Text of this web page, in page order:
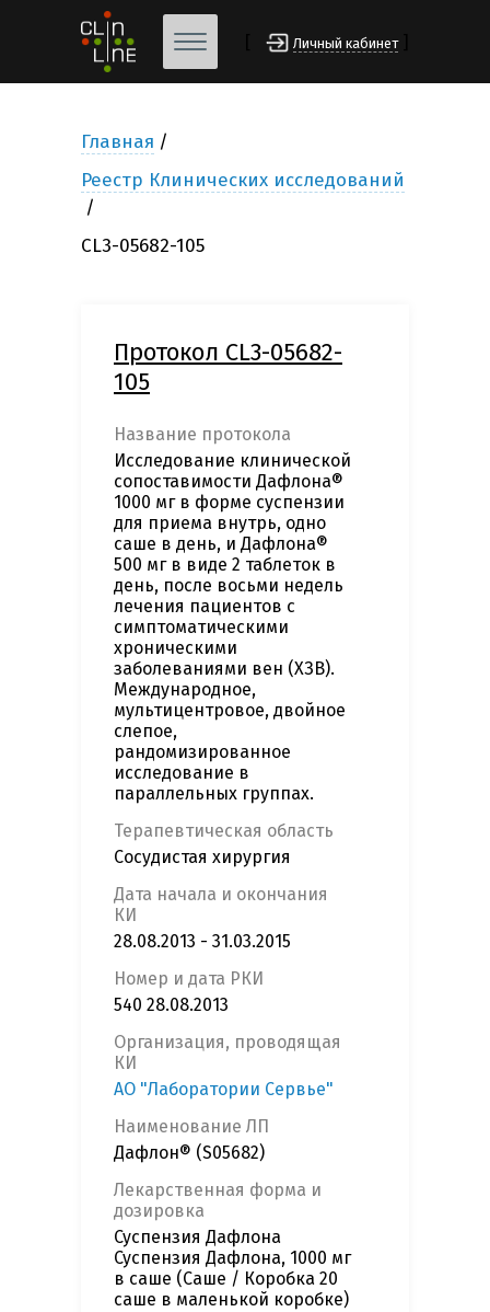
Личный кабинет
Главная
Реестр Клинических исследований
CL3-05682-105
Протокол CL3-05682-
105
Название протокола
Исследование клинической
сопоставимости Дафлона®
1000 мг в форме суспензии
для приема внутрь, одно
саше в день, и Дафлона®
500 мг в виде 2 таблеток в
день, после восьми недель
лечения пациентов с
симптоматическими
хроническими
заболеваниями вен (ХЗВ).
Международное,
мультицентровое, двойное
слепое,
рандомизированное
исследование в
параллельных группах.
Терапевтическая область
Сосудистая хирургия
Дата начала и окончания
КИ
28.08.2013 - 31.03.2015
Номер и дата РКИ
540 28.08.2013
Организация, проводящая
КИ
АО "Лаборатории Сервье"
Наименование ЛП
Дафлон® (S05682)
Лекарственная форма и
дозировка
Суспензия Дафлона
Суспензия Дафлона, 1000 мг
в саше (Саше / Коробка 20
саше в маленькой коробке)